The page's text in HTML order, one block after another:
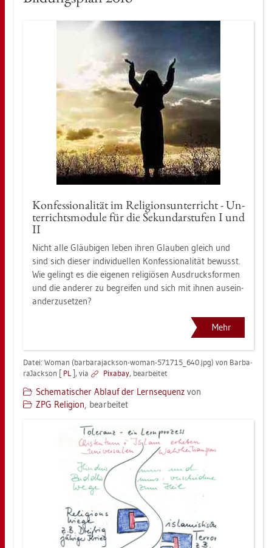
Kon­fes­sio­na­li­tät im Re­li­gi­ons­un­ter­richt - Un­
ter­richts­mo­du­le für die Se­kun­dar­stu­fen I und
II
Nicht alle Gläu­bi­gen leben ihren Glau­ben gleich und
sind sich die­ser in­di­vi­du­el­len Kon­fes­sio­na­li­tät be­wusst.
Wie ge­lingt es die ei­ge­nen re­li­giö­sen Aus­drucks­for­men
und die an­de­rer zu be­grei­fen und sich mit ihnen aus­ein­
an­der­zu­set­zen?
Mehr
Datei: Woman (bar­ba­ra­jack­son-woman-571715_640.jpg) von Bar­ba­
ra­Jack­son [ PL], via Pixabay, be­ar­bei­tet
Sche­ma­ti­scher Ab­lauf der Lern­se­quenz von
ZPG Re­li­gi­on, be­ar­bei­tet